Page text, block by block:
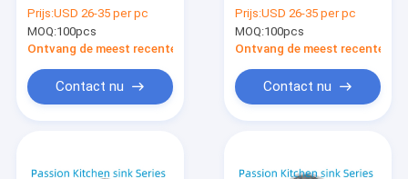
van de Roestvrij
staalkeuken
Prijs:USD 26-35 per pc
MOQ:100pcs
Ontvang de meest recente Prijs
Contact nu
Chromium/
1 Kom
Prijs:USD 26-35 per pc
MOQ:100pcs
Ontvang de meest recente
Contact nu